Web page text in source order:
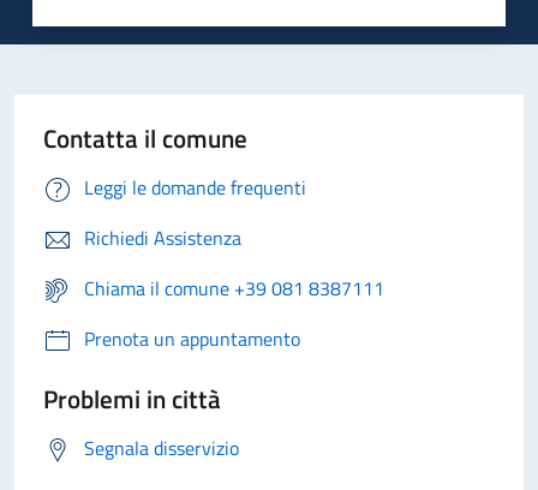
Contatta il comune
Leggi le domande frequenti
Richiedi Assistenza
Chiama il comune +39 081 8387111
Prenota un appuntamento
Problemi in città
Segnala disservizio